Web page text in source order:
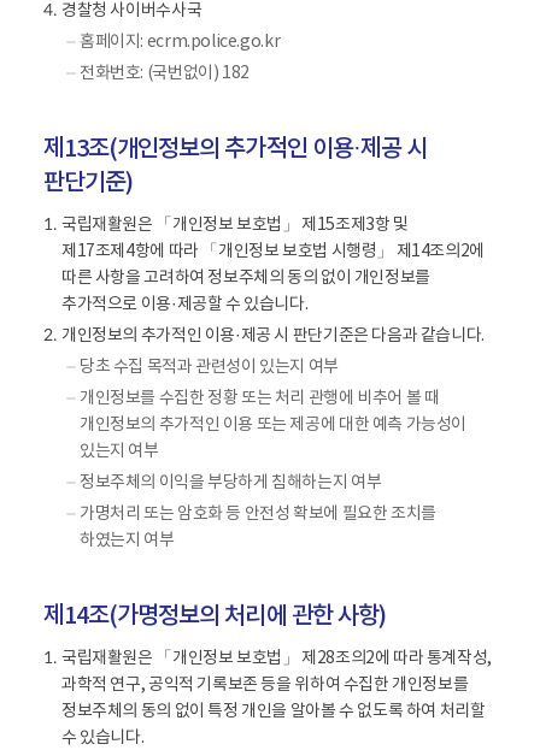
4. 경찰청 사이버수사국
홈페이지: ecrm.police.go.kr
전화번호: (국번없이) 182
제13조(개인정보의 추가적인 이용·제공 시
판단기준)
1. 국립재활원은 「개인정보 보호법」 제15조제3항 및
제17조제4항에 따라 「개인정보 보호법 시행령」 제14조의2에
따른 사항을 고려하여 정보주체의 동의 없이 개인정보를
추가적으로 이용·제공할 수 있습니다.
2. 개인정보의 추가적인 이용·제공 시 판단기준은 다음과 같습니다.
당초 수집 목적과 관련성이 있는지 여부
개인정보를 수집한 정황 또는 처리 관행에 비추어 볼 때
개인정보의 추가적인 이용 또는 제공에 대한 예측 가능성이
있는지 여부
정보주체의 이익을 부당하게 침해하는지 여부
가명처리 또는 암호화 등 안전성 확보에 필요한 조치를
하였는지 여부
제14조(가명정보의 처리에 관한 사항)
1. 국립재활원은 「개인정보 보호법」 제28조의2에 따라 통계작성,
과학적 연구, 공익적 기록보존 등을 위하여 수집한 개인정보를
정보주체의 동의 없이 특정 개인을 알아볼 수 없도록 하여 처리할
수 있습니다.